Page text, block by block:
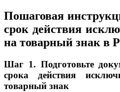
Пошаговая
срок действия
на товарный знак в
Шаг 1. Подготовьте
срока действия
товарный знак